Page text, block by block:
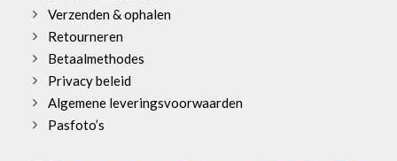
Verzenden & ophalen
Retourneren
Betaalmethodes
Privacy beleid
Algemene leveringsvoorwaarden
Pasfoto’s